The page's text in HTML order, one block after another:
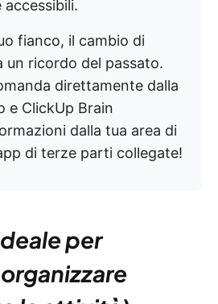
fianco, il cambio di
ricordo del passato.
direttamente dalla
e ClickUp Brain
dalla tua area di
di terze parti collegate!
per